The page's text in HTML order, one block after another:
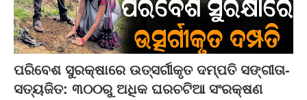
ପରିବେଶ ସୁରକ୍ଷାରେ ଉତ୍ସର୍ଗୀକୃତ ଦମ୍ପତି ସଙ୍ଗୀତା-
ସତ୍ୟଜିତ: ୩୦୦ରୁ ଅଧିକ ଘରଚଟିଆ ସଂରକ୍ଷଣ